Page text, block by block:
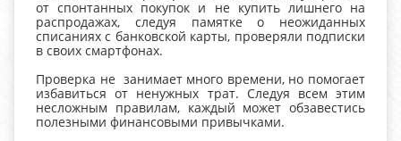
от спонтанных покупок и не купить лишнего на
распродажах, следуя памятке о неожиданных
списаниях с банковской карты, проверяли подписки
в своих смартфонах.
Проверка не занимает много времени, но помогает
избавиться от ненужных трат. Следуя всем этим
несложным правилам, каждый может обзавестись
полезными финансовыми привычками.